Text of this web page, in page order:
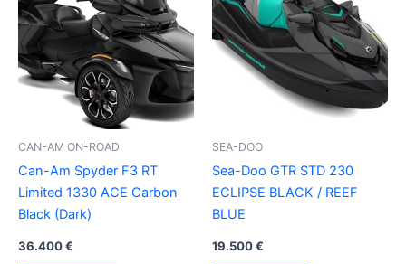
CAN-AM ON-ROAD
Can-Am Spyder F3 RT
Limited 1330 ACE Carbon
Black (Dark)
36.400€
SEA-DOO
Sea-Doo GTR STD 230
ECLIPSE BLACK / REEF
BLUE
19.500€